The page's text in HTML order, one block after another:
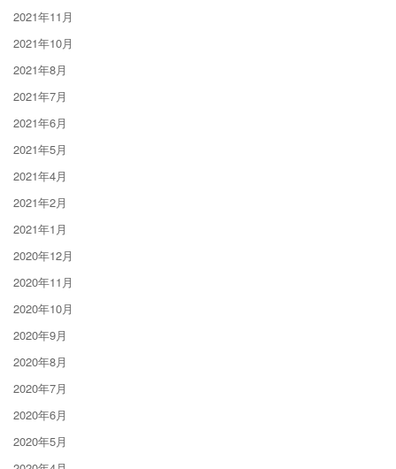
2021年11月
2021年10月
2021年8月
2021年7月
2021年6月
2021年5月
2021年4月
2021年2月
2021年1月
2020年12月
2020年11月
2020年10月
2020年9月
2020年8月
2020年7月
2020年6月
2020年5月